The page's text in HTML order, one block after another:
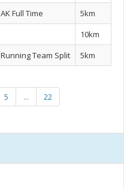
AK Full Time
5km
10km
Running Team Split 5km
5 ... 22